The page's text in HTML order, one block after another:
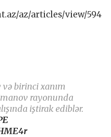
az/articles/view/594
birinci xanım
rayonunda
iştirak ediblər.